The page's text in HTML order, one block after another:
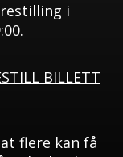
i
BILLETT
flere kan få